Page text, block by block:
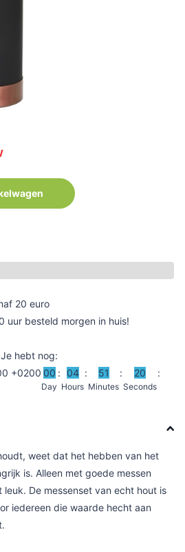
20 euro
uur besteld morgen in huis!
Je hebt nog:
+0200 00
Day
04
Hours
51
Minutes
20
Seconds
weet dat het hebben van het
is. Alleen met goede messen
De messenset van echt hout is
iedereen die waarde hecht aan